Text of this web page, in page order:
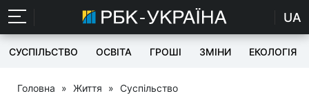
UA
СУСПІЛЬСТВО ОСВІТА ГРОШІ ЗМІНИ ЕКОЛОГІЯ
Головна » Життя » Суспільство